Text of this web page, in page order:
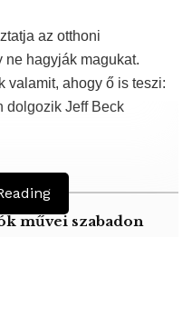
az otthoni
ne hagyják magukat.
valamit, ahogy ő is teszi:
dolgozik Jeff Beck
művei szabadon